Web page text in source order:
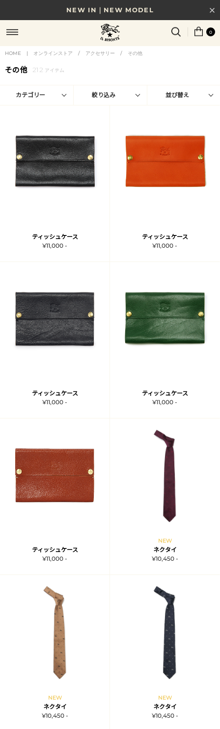
NEW IN｜NEW MODEL
8/17(月)10時まで｜税込11,000円以上で送料無料
贈る相手やシーンから選べる、新しいギフトガイド
NEW IN｜COLOR LEATHER
0
HOME | オンラインストア / アクセサリー / その他
その他 212 アイテム
カテゴリー 絞り込み 並び替え
ティッシュケース
¥11,000 -
ティッシュケース
¥11,000 -
ティッシュケース
¥11,000 -
ティッシュケース
¥11,000 -
ティッシュケース
¥11,000 -
NEW
ネクタイ
¥10,450 -
NEW
ネクタイ
¥10,450 -
NEW
ネクタイ
¥10,450 -